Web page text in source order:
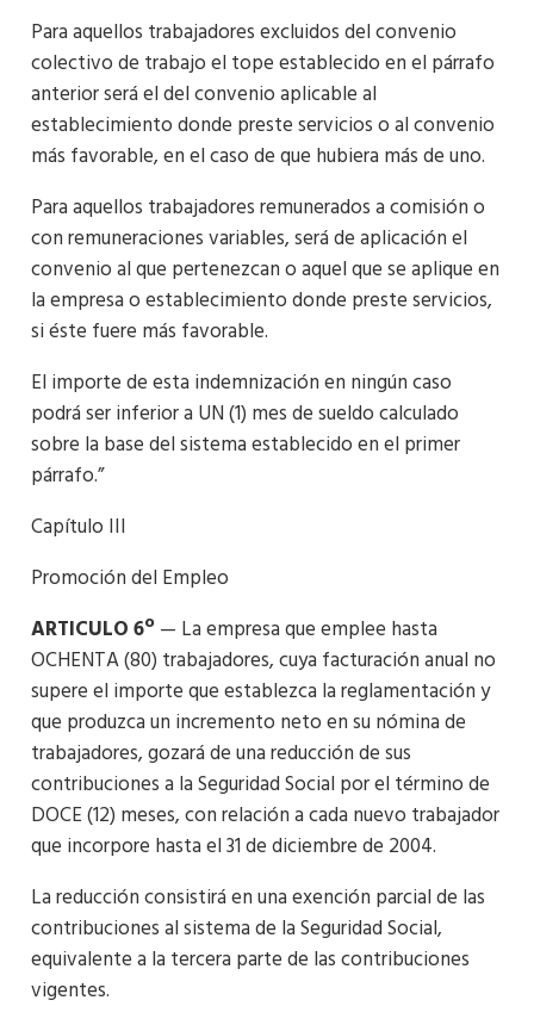
Para aquellos trabajadores excluidos del convenio
colectivo de trabajo el tope establecido en el párrafo
anterior será el del convenio aplicable al
establecimiento donde preste servicios o al convenio
más favorable, en el caso de que hubiera más de uno.
Para aquellos trabajadores remunerados a comisión o
con remuneraciones variables, será de aplicación el
convenio al que pertenezcan o aquel que se aplique en
la empresa o establecimiento donde preste servicios,
si éste fuere más favorable.
El importe de esta indemnización en ningún caso
podrá ser inferior a UN (1) mes de sueldo calculado
sobre la base del sistema establecido en el primer
párrafo.”
Capítulo III
Promoción del Empleo
ARTICULO 6º— La empresa que emplee hasta
OCHENTA (80) trabajadores, cuya facturación anual no
supere el importe que establezca la reglamentación y
que produzca un incremento neto en su nómina de
trabajadores, gozará de una reducción de sus
contribuciones a la Seguridad Social por el término de
DOCE (12) meses, con relación a cada nuevo trabajador
que incorpore hasta el 31 de diciembre de 2004.
La reducción consistirá en una exención parcial de las
contribuciones al sistema de la Seguridad Social,
equivalente a la tercera parte de las contribuciones
vigentes.